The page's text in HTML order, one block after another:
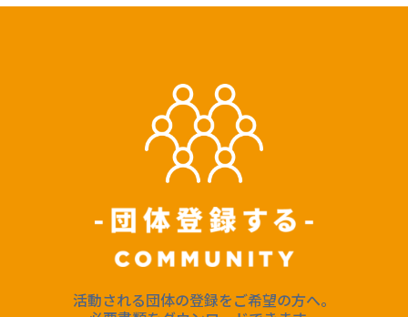
活動される団体の登録をご希望の方へ。